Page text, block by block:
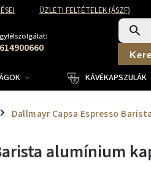
ÜZLETI FELTÉTELEK (ÁSZF)
KÁVÉKAPSZULÁK
/ Dallmayr Capsa Espresso
alumínium